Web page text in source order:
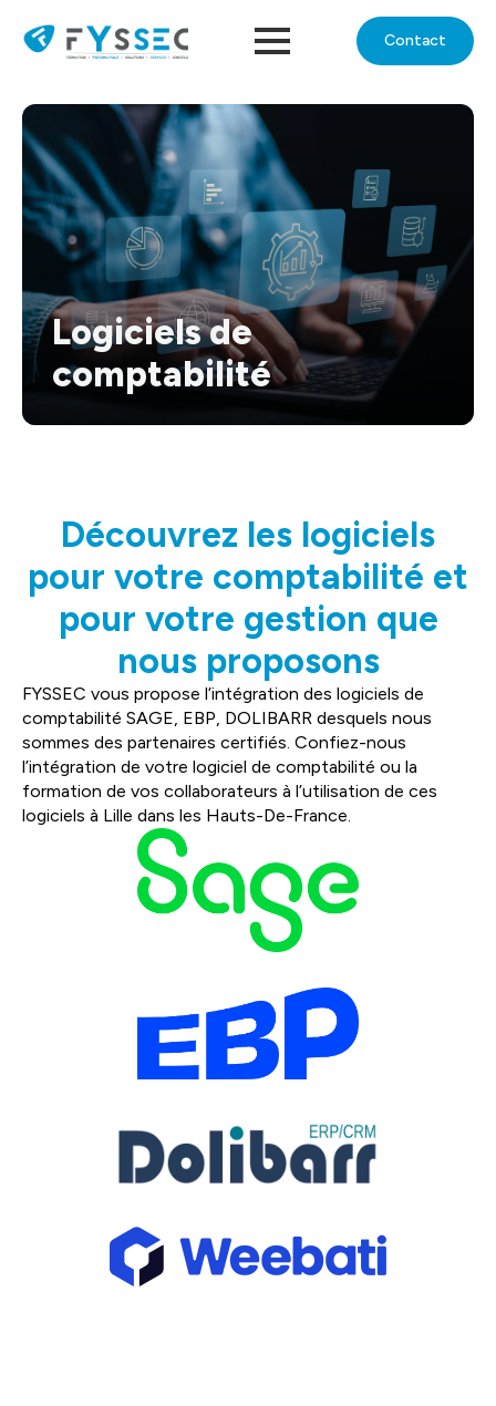
Contact
Logiciels de
comptabilité
Découvrez les logiciels
pour votre comptabilité et
pour votre gestion que
nous proposons
FYSSEC vous propose l’intégration des logiciels de
comptabilité SAGE, EBP, DOLIBARR desquels nous
sommes des partenaires certifiés. Confiez-nous
l’intégration de votre logiciel de comptabilité ou la
formation de vos collaborateurs à l’utilisation de ces
logiciels à Lille dans les Hauts-De-France.